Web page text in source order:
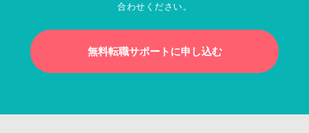
合わせください。
無料転職サポートに申し込む